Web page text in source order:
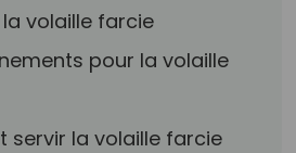
volaille farcie
pour la volaille
servir la volaille farcie